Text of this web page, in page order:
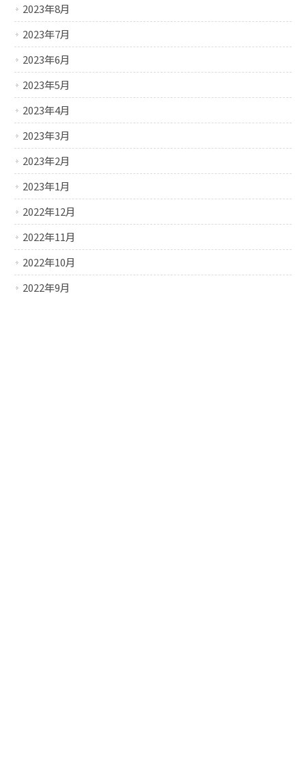
2023年8月
2023年7月
2023年6月
2023年5月
2023年4月
2023年3月
2023年2月
2023年1月
2022年12月
2022年11月
2022年10月
2022年9月